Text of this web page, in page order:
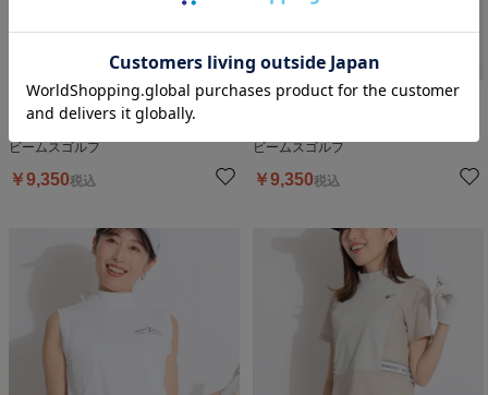
【吸水速乾UV】バックリボンノ
ースリーブカットソー
ビームスゴルフ
￥9,350税込
【吸水速乾UV】バックリボンノ
ビームスゴルフ
￥9,350税込